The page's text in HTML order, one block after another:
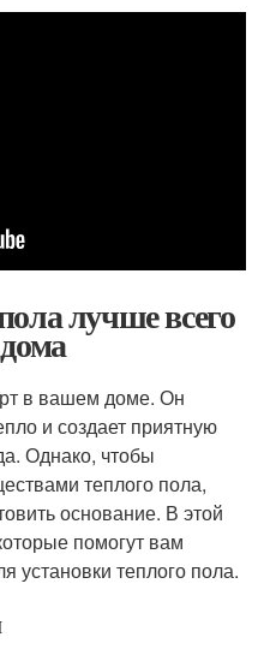
лучше всего
в вашем доме. Он
и создает приятную
Однако, чтобы
теплого пола,
основание. В этой
помогут вам
установки теплого пола.